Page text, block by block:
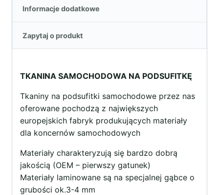
Informacje dodatkowe
Zapytaj o produkt
TKANINA SAMOCHODOWA NA PODSUFITKĘ
Tkaniny na podsufitki samochodowe przez nas
oferowane pochodzą z największych
europejskich fabryk produkujących materiały
dla koncernów samochodowych
Materiały charakteryzują się bardzo dobrą
jakością (OEM – pierwszy gatunek)
Materiały laminowane są na specjalnej gąbce o
grubości ok.3-4 mm